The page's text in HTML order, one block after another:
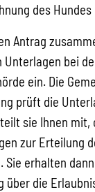
des Hundes
Antrag
bei
ein. Die
prüft die
sie Ihnen mit,
zur Erteilung
Sie erhalten
über die